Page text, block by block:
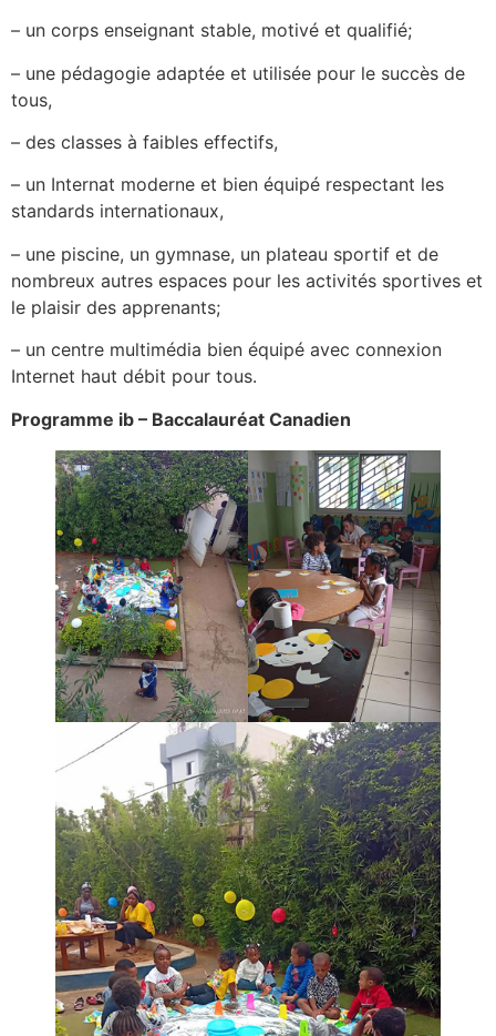
– un corps enseignant stable, motivé et qualifié;
– une pédagogie adaptée et utilisée pour le succès de
tous,
– des classes à faibles effectifs,
– un Internat moderne et bien équipé respectant les
standards internationaux,
– une piscine, un gymnase, un plateau sportif et de
nombreux autres espaces pour les activités sportives et
le plaisir des apprenants;
– un centre multimédia bien équipé avec connexion
Internet haut débit pour tous.
Programme ib – Baccalauréat Canadien